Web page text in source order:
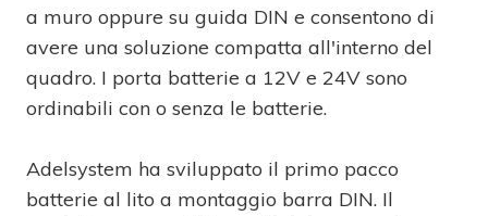
a muro oppure su guida DIN e consentono di
avere una soluzione compatta all'interno del
quadro. I porta batterie a 12V e 24V sono
ordinabili con o senza le batterie.
Adelsystem ha sviluppato il primo pacco
batterie al lito a montaggio barra DIN. Il